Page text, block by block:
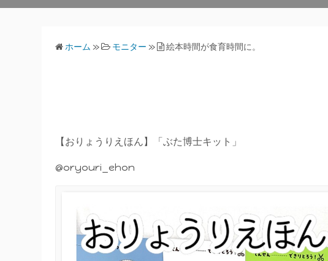
ホーム » モニター » 絵本時間が食育時間に。
【おりょうりえほん】「ぶた博士キット」
@oryouri_ehon